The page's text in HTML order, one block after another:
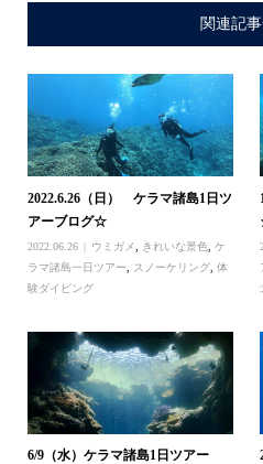
関連記
2022.6.26（日） ケラマ諸島1日ツ
アーブログ☆
2022.06.26 ウミガメ きれいな景色
ケ
ラマ諸島一日ツアー
スノーケリング, 体
験ダイビング
6/9（水）ケラマ諸島1日ツアー